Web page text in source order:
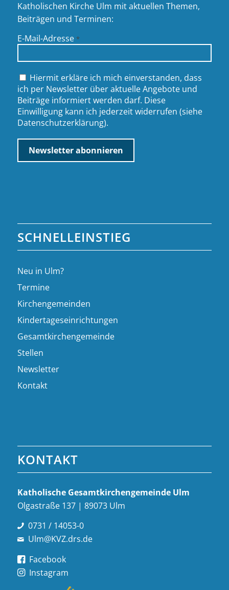
Katholischen Kirche Ulm mit aktuellen Themen,
Beiträgen und Terminen:
E-Mail-Adresse *
Hiermit erkläre ich mich einverstanden, dass
ich per Newsletter über aktuelle Angebote und
Beiträge informiert werden darf. Diese
Einwilligung kann ich jederzeit widerrufen (siehe
Datenschutzerklärung).
SCHNELLEINSTIEG
Neu in Ulm?
Termine
Kirchengemeinden
Kindertageseinrichtungen
Gesamtkirchengemeinde
Stellen
Newsletter
Kontakt
KONTAKT
Katholische Gesamt­kirchen­gemeinde Ulm
Olgastraße 137 | 89073 Ulm
0731 / 14053-0
Ulm@KVZ.drs.de
Facebook
Instagram